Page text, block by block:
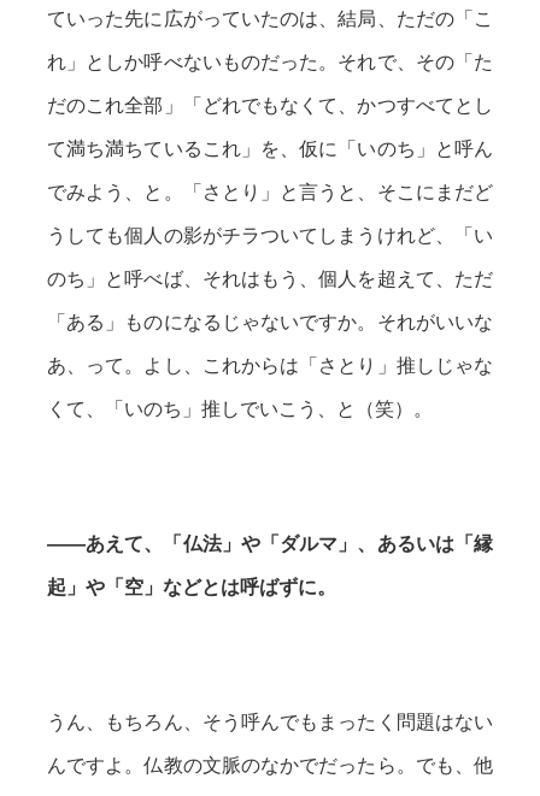
ていった先に広がっていたのは、結局、ただの「こ
れ」としか呼べないものだった。それで、その「た
だのこれ全部」「どれでもなくて、かつすべてとし
て満ち満ちているこれ」を、仮に「いのち」と呼ん
でみよう、と。「さとり」と言うと、そこにまだど
うしても個人の影がチラついてしまうけれど、「い
のち」と呼べば、それはもう、個人を超えて、ただ
「ある」ものになるじゃないですか。それがいいな
あ、って。よし、これからは「さとり」推しじゃな
くて、「いのち」推しでいこう、と（笑）。
——あえて、「仏法」や「ダルマ」、あるいは「縁
起」や「空」などとは呼ばずに。
うん、もちろん、そう呼んでもまったく問題はない
んですよ。仏教の文脈のなかでだったら。でも、他